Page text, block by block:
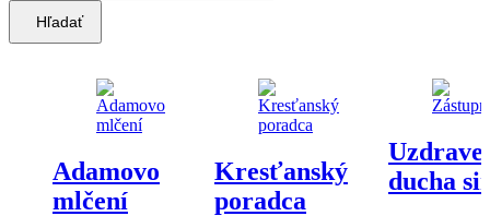
Hľadať
Adamovo
mlčení
Kresťanský
poradca
ducha